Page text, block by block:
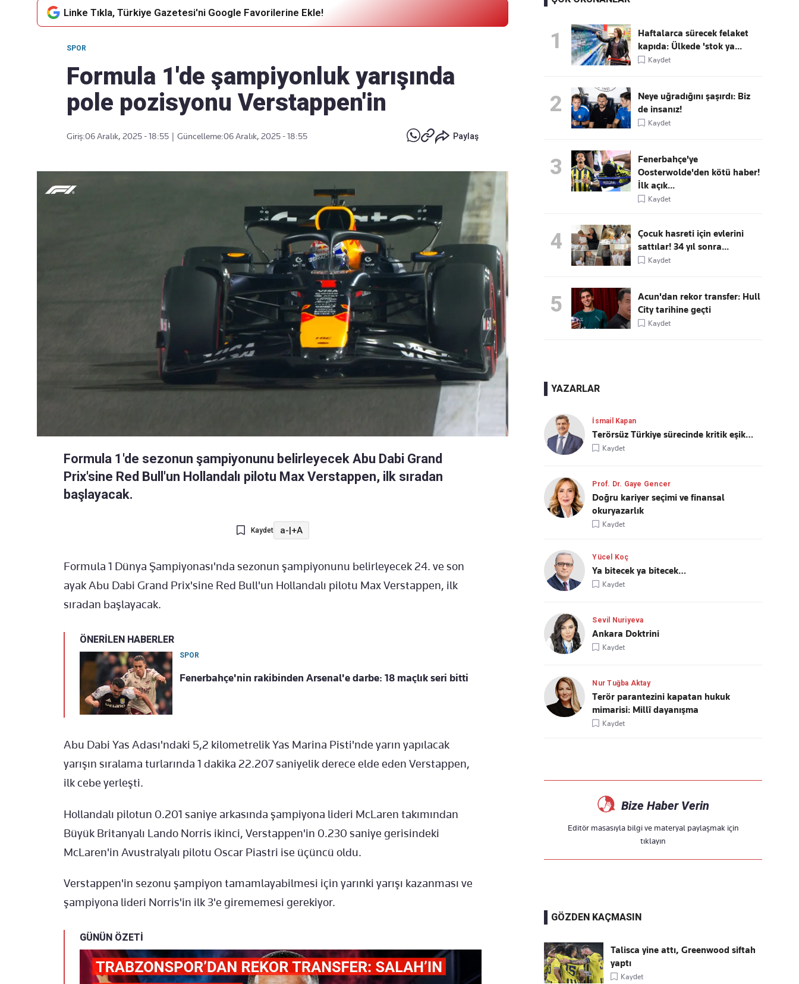
akışımıza ulaşın
göndermek için
tıklayın
Kaçırmayın
Ücretsiz üye olun, gündemi
Linke Tıkla, Türkiye Gazetesi'ni Google Favorilerine Ekle!
SPOR
Formula 1'de şampiyonluk yarışında
pole pozisyonu Verstappen'in
Giriş:06 Aralık, 2025 - 18:55 Güncelleme:06 Aralık, 2025 - 18:55 Paylaş
Formula 1'de sezonun şampiyonunu belirleyecek Abu Dabi Grand
Prix'sine Red Bull'un Hollandalı pilotu Max Verstappen, ilk sıradan
başlayacak.
Kaydet a-|+A
Formula 1 Dünya Şampiyonası'nda sezonun şampiyonunu belirleyecek 24. ve son
ayak Abu Dabi Grand Prix'sine Red Bull'un Hollandalı pilotu Max Verstappen, ilk
sıradan başlayacak.
ÖNERİLEN HABERLER
SPOR
Fenerbahçe'nin rakibinden Arsenal'e darbe: 18 maçlık seri bitti
Abu Dabi Yas Adası'ndaki 5,2 kilometrelik Yas Marina Pisti'nde yarın yapılacak
yarışın sıralama turlarında 1 dakika 22.207 saniyelik derece elde eden Verstappen,
ilk cebe yerleşti.
Hollandalı pilotun 0.201 saniye arkasında şampiyona lideri McLaren takımından
Büyük Britanyalı Lando Norris ikinci, Verstappen'in 0.230 saniye gerisindeki
McLaren'in Avustralyalı pilotu Oscar Piastri ise üçüncü oldu.
Verstappen'in sezonu şampiyon tamamlayabilmesi için yarınki yarışı kazanması ve
şampiyona lideri Norris'in ilk 3'e girememesi gerekiyor.
GÜNÜN ÖZETİ
1
Haftalarca sürecek felaket
kapıda: Ülkede 'stok ya...
Kaydet
2
Neye uğradığını şaşırdı: Biz
de insanız!
Kaydet
3
Fenerbahçe'ye
Oosterwolde'den kötü haber!
İlk açık...
Kaydet
4
Çocuk hasreti için evlerini
sattılar! 34 yıl sonra...
Kaydet
5
Acun'dan rekor transfer: Hull
City tarihine geçti
Kaydet
YAZARLAR
İsmail Kapan
Terörsüz Türkiye sürecinde kritik eşik…
Kaydet
Prof. Dr. Gaye Gencer
Doğru kariyer seçimi ve finansal
okuryazarlık
Kaydet
Yücel Koç
Ya bitecek ya bitecek…
Kaydet
Sevil Nuriyeva
Ankara Doktrini
Kaydet
Nur Tuğba Aktay
Terör parantezini kapatan hukuk
mimarisi: Millî dayanışma
Kaydet
Bize Haber Verin
Editör masasıyla bilgi ve materyal paylaşmak için
tıklayın
GÖZDEN KAÇMASIN
Talisca yine attı, Greenwood siftah
yaptı
Kaydet